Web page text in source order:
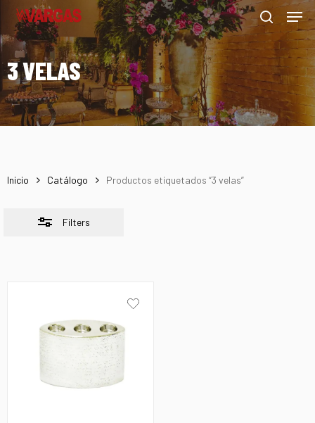
Skip
main
content
search
Menu
3 VELAS
Inicio Catálogo Productos etiquetados “3 velas”
Filters
Close
Filters
Menu